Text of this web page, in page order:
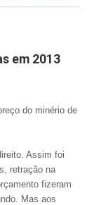
em 2013
do minério de
Assim foi
retração na
fizeram
Mas aos